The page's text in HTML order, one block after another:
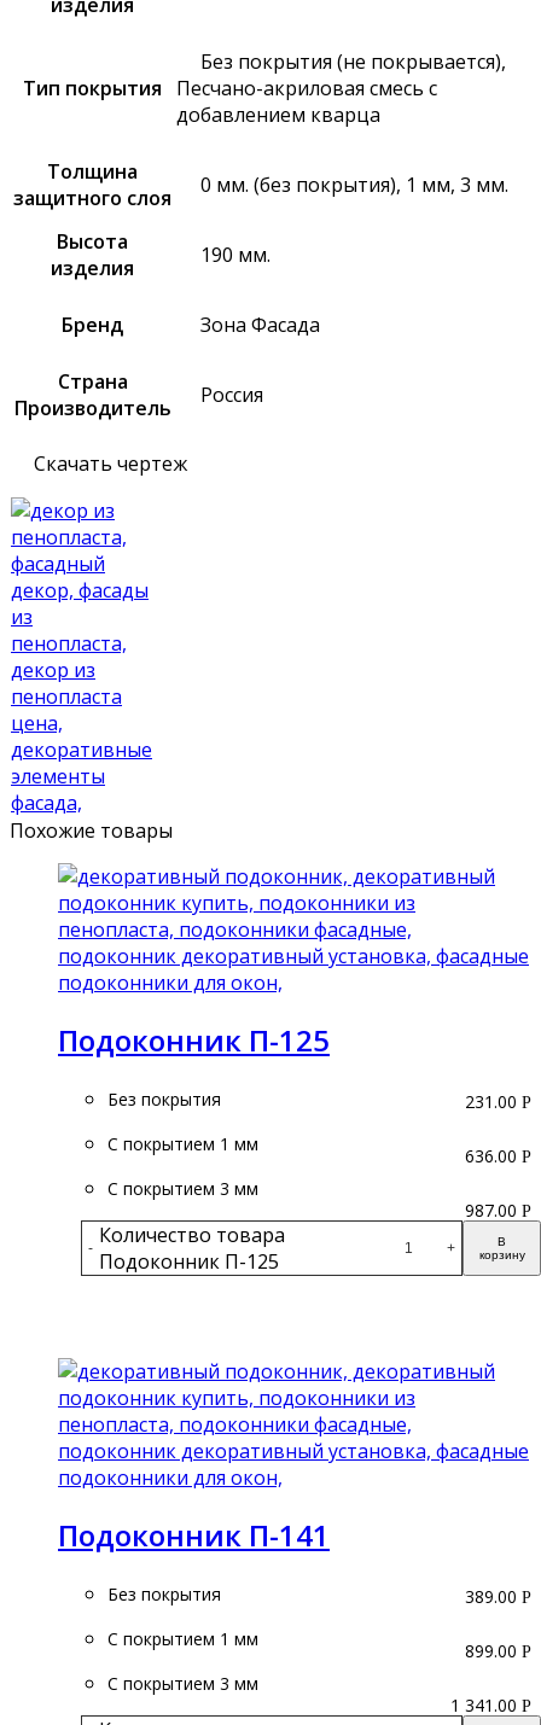
Тип покрытия
Без покрытия (не покрывается),
Песчано-акриловая смесь с
добавлением кварца
Толщина
защитного слоя
0 мм. (без покрытия), 1 мм, 3 мм.
Высота
изделия
190 мм.
Бренд Зона Фасада
Страна
Производитель
Россия
Скачать чертеж
Похожие товары
Подоконник П-125
Без покрытия
С покрытием 1 мм
С покрытием 3 мм
- Количество товара
Подоконник П-125
+
В
корзину
231.00 Р
636.00 Р
987.00 Р
Подоконник П-141
Без покрытия
С покрытием 1 мм
С покрытием 3 мм
389.00 Р
899.00 Р
1 341.00 Р